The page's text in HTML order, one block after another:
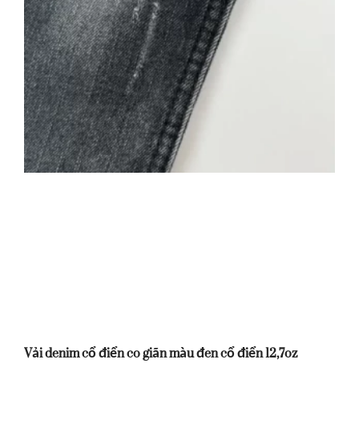
Vải denim cổ điển co giãn màu đen cổ điển 12,7oz